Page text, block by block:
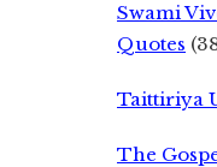
Swami
Quotes
Taittiriya
The